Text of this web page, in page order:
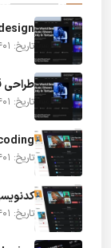
تاریخ: 1401/خرداد/05
طراحی
تاریخ: 1401/خرداد/05
تاریخ: 1401/خرداد/05
تاریخ: 1401/خرداد/05